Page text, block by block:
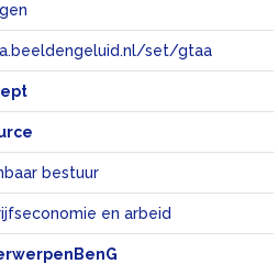
set/gtaa
bestuur
en arbeid